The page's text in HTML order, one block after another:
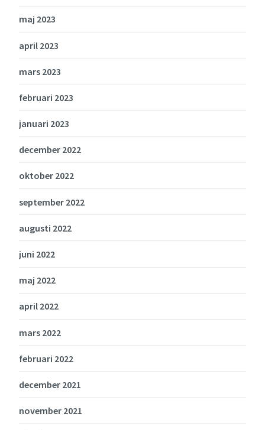
maj 2023
april 2023
mars 2023
februari 2023
januari 2023
december 2022
oktober 2022
september 2022
augusti 2022
juni 2022
maj 2022
april 2022
mars 2022
februari 2022
december 2021
november 2021